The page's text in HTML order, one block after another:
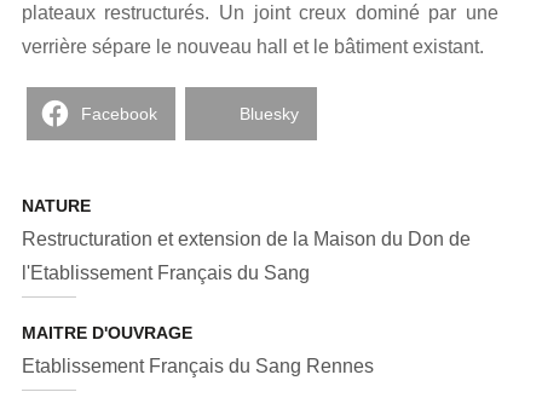
plateaux restructurés. Un joint creux dominé par une
verrière sépare le nouveau hall et le bâtiment existant.
Facebook Bluesky
NATURE
Restructuration et extension de la Maison du Don de
l'Etablissement Français du Sang
MAITRE D'OUVRAGE
Etablissement Français du Sang Rennes